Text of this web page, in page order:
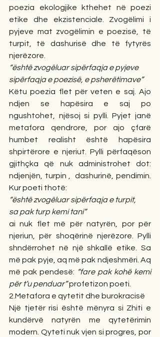
poezia ekologjike kthehet në poezi
etike dhe ekzistenciale. Zvogëlimi i
pyjeve mat zvogëlimin e poezisë, të
turpit, të dashurisë dhe të fytyrës
njerëzore.
“është zvogëluar sipërfaqja e pyjeve
sipërfaqja e poezisë, e psherëtimave”
Këtu poezia flet për veten e saj. Ajo
ndjen se hapësira e saj po
ngushtohet, njësoj si pylli. Pyjet janë
metafora qendrore, por ajo çfarë
humbet realisht është hapësira
shpirtërore e njeriut. Pylli përfaqëson
gjithçka që nuk administrohet dot:
ndjenjën, turpin ,  dashurinë, pendimin.
Kur poeti thotë:
“është zvogëluar sipërfaqja e turpit,
sa pak turp kemi tani”
ai nuk flet më për natyrën, por për
njeriun, për shoqërinë njerëzore. Pylli
shndërrohet në një shkallë etike. Sa
më pak pyje, aq më pak ndjeshmëri. Aq
më pak pendesë: “fare pak kohë kemi
për t’u penduar” profetizon poeti.
2.Metafora e qytetit dhe burokracisë
Një tjetër risi është mënyra si Zhiti e
kundërvë natyrën me qytetërimin
modern. Qyteti nuk vjen si progres, por